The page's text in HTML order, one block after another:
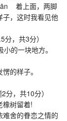
着上面，两脚
，这时我看见他
，共3分）
的一块地方。
的样子。
，共10分）
树留着!
舍的眷恋之情的